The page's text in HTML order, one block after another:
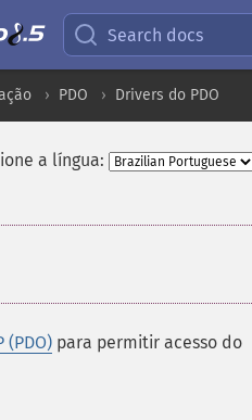
Search docs
PDO Drivers do PDO
a língua:
(PDO) para permitir acesso do